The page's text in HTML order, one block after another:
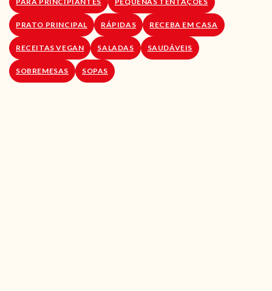
PRATO PRINCIPAL RÁPIDAS RECEBA EM CASA
RECEITAS VEGAN SALADAS SAUDÁVEIS
SOBREMESAS SOPAS